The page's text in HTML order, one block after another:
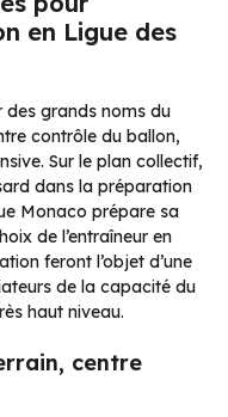
en Ligue des
des grands noms du
contrôle du ballon,
Sur le plan collectif,
dans la préparation
Monaco prépare sa
de l’entraîneur en
feront l’objet d’une
de la capacité du
haut niveau.
centre